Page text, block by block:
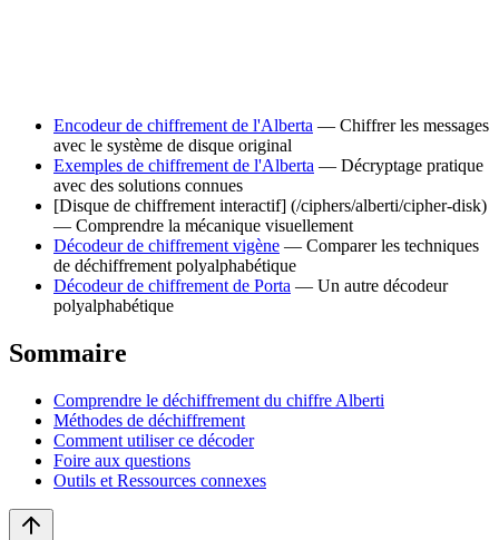
Encodeur de chiffrement de l'Alberta — Chiffrer les messages
avec le système de disque original
Exemples de chiffrement de l'Alberta — Décryptage pratique
avec des solutions connues
[Disque de chiffrement interactif] (/ciphers/alberti/cipher-disk)
— Comprendre la mécanique visuellement
Décodeur de chiffrement vigène — Comparer les techniques
de déchiffrement polyalphabétique
Décodeur de chiffrement de Porta — Un autre décodeur
polyalphabétique
Sommaire
Comprendre le déchiffrement du chiffre Alberti
Méthodes de déchiffrement
Comment utiliser ce décoder
Foire aux questions
Outils et Ressources connexes